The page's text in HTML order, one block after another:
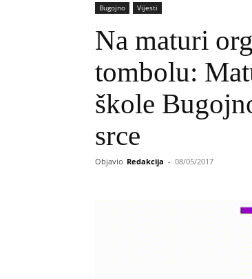
Bugojno Vijesti
Na maturi
tombolu:
škole
srce
Objavio Redakcija - 08/05/2017